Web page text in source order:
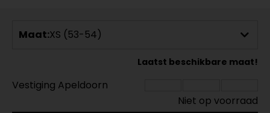
Maat:XS (53-54)
Laatst beschikbare maat!
Vestiging Apeldoorn
Niet op voorraad